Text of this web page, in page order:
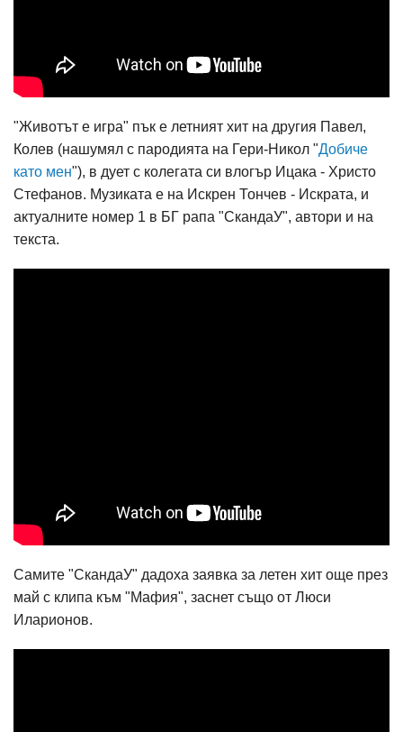
"Животът е игра" пък е летният хит на другия Павел,
Колев (нашумял с пародията на Гери-Никол "Добиче
като мен"), в дует с колегата си влогър Ицака - Христо
Стефанов. Музиката е на Искрен Тончев - Искрата, и
актуалните номер 1 в БГ рапа "СкандаУ", автори и на
текста.
Самите "СкандаУ" дадоха заявка за летен хит още през
май с клипа към "Мафия", заснет също от Люси
Иларионов.